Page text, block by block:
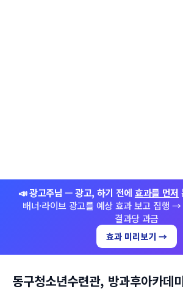
📣 광고주님 — 광고, 하기 전에 효과를 먼저
배너·라이브 광고를 예상 효과 보고 집행 →
결과당 과금
효과 미리보기 →
동구청소년수련관, 방과후아카데